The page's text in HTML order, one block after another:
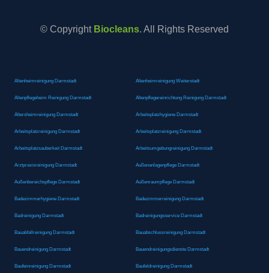
© Copyright Biocleans. All Rights Reserved
Altenheimreinigung Darmstadt Altenheimreinigung Weiterstadt
Altenpflegeheim Reinigung Darmstadt Altenpflegereinrichtung Reinigung Darmstadt
Altersheimreinigung Darmstadt Arbeitsplatzhygiene Darmstadt
Arbeitsplatzreinigung Darmstadt Arbeitsplatzreinigung Darmstadt
Arbeitsplatzsauberkeit Darmstadt Arbeitsumgebungreinigung Darmstadt
Arztpraxisreinigung Darmstadt Außenanlagenpflege Darmstadt
Außenbereichspflege Darmstadt Außenraumpflege Darmstadt
Badezimmerhygiene Darmstadt Badezimmerreinigung Darmstadt
Badreinigung Darmstadt Badreinigungsservice Darmstadt
Bauabfallreinigung Darmstadt Bauabschlussreinigung Darmstadt
Bauendreinigung Darmstadt Bauendreinigungsdienste Darmstadt
Baufeinreinigung Darmstadt Baufeldreinigung Darmstadt